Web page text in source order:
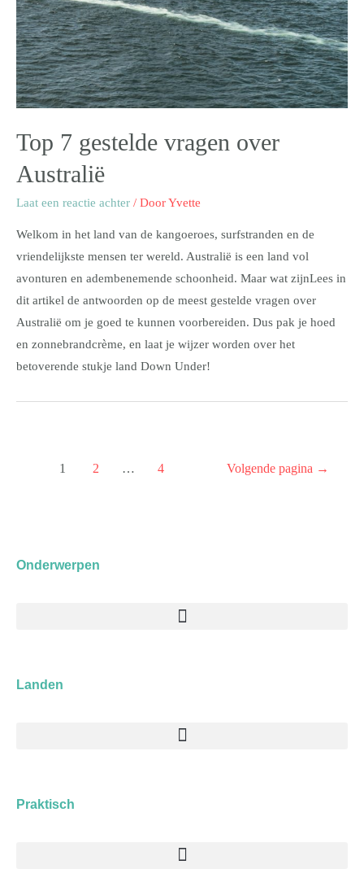
Top 7 gestelde vragen over
Australië
Laat een reactie achter / DoorYvette
Welkom in het land van de kangoeroes, surfstranden en de
vriendelijkste mensen ter wereld. Australië is een land vol
avonturen en adembenemende schoonheid. Maar wat zijnLees in
dit artikel de antwoorden op de meest gestelde vragen over
Australië om je goed te kunnen voorbereiden. Dus pak je hoed
en zonnebrandcrème, en laat je wijzer worden over het
betoverende stukje land Down Under!
1 2 … 4 Volgende pagina →
Onderwerpen
Menu
Landen
Menu
Praktisch
Menu